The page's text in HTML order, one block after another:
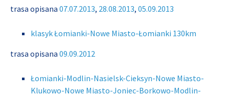
trasa opisana 07.07.2013, 28.08.2013, 05.09.2013
klasyk Łomianki-Nowe Miasto-Łomianki 130km
trasa opisana 09.09.2012
Łomianki-Modlin-Nasielsk-Cieksyn-Nowe Miasto-
Klukowo-Nowe Miasto-Joniec-Borkowo-Modlin-